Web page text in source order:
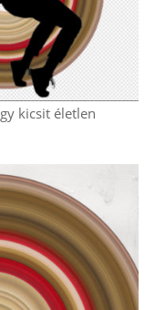
kicsit életlen